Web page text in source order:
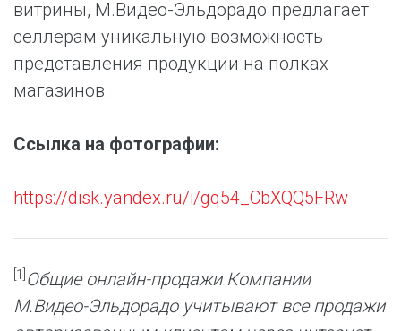
витрины, М.Видео-Эльдорадо предлагает
селлерам уникальную возможность
представления продукции на полках
магазинов.
Ссылка на фотографии:
https://disk.yandex.ru/i/gq54_CbXQQ5FRw
[1] Общие онлайн-продажи Компании
М.Видео-Эльдорадо учитывают все продажи